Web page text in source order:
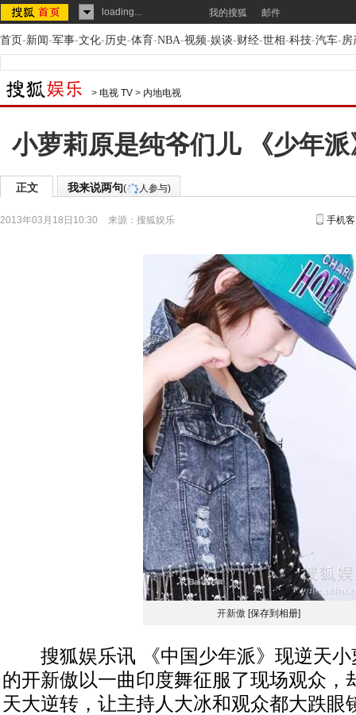
loading... 我的搜狐 邮件
首页-新闻-军事-文化-历史-体育-NBA-视频-娱谈-财经-世相-科技-汽车-房
> 电视 TV > 内地电视
小萝莉原是纯爷们儿 《少年
正文 我来说两句( 人参与)
2013年03月18日10:30 来源： 搜狐娱乐 手机
开新傲 [保存到相册]
搜狐娱乐讯 《中国少年派》现逆天小
的开新傲以一曲印度舞征服了现场观众，
天大逆转，让主持人大冰和观众都大跌眼